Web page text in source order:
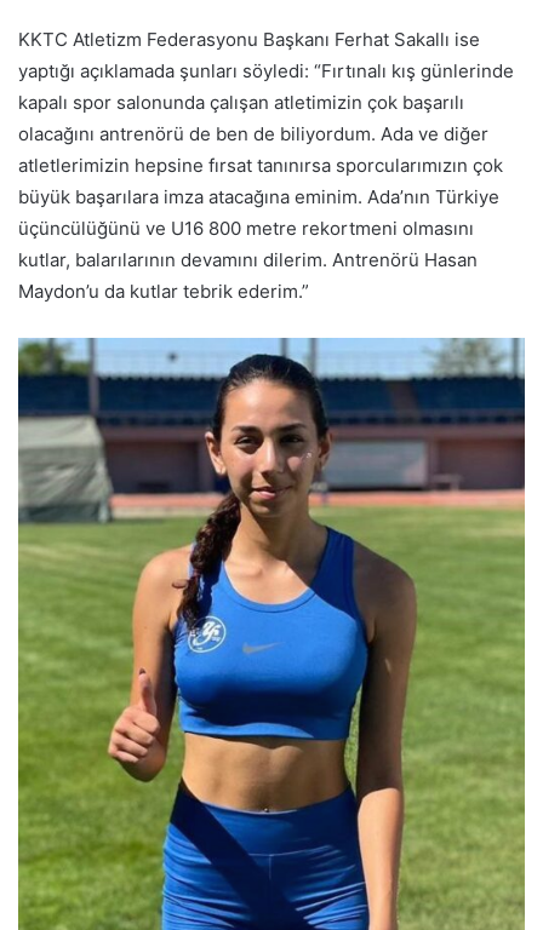
KKTC Atletizm Federasyonu Başkanı Ferhat Sakallı ise
yaptığı açıklamada şunları söyledi: “Fırtınalı kış günlerinde
kapalı spor salonunda çalışan atletimizin çok başarılı
olacağını antrenörü de ben de biliyordum. Ada ve diğer
atletlerimizin hepsine fırsat tanınırsa sporcularımızın çok
büyük başarılara imza atacağına eminim. Ada’nın Türkiye
üçüncülüğünü ve U16 800 metre rekortmeni olmasını
kutlar, balarılarının devamını dilerim. Antrenörü Hasan
Maydon’u da kutlar tebrik ederim.”